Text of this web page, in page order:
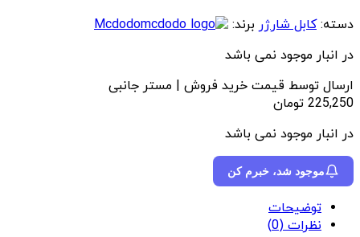
دسته:کابل شارژر برند:
Mcdodo
در انبار موجود نمی باشد
ارسال توسط قیمت خرید فروش | مستر جانبی
225,250 تومان
در انبار موجود نمی باشد
موجود شد، خبرم کن
توضیحات
نظرات (0)